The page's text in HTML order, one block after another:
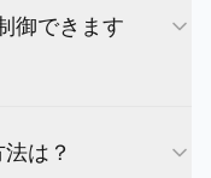
す。
ーンが可能に
更内容を記述
）し、オプシ
定するとオ
御できます
を指定しま
は？